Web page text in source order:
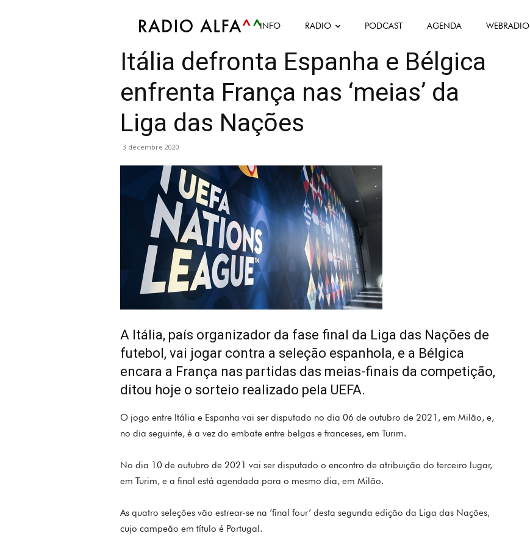
INFO RADIO PODCAST AGENDA WEBRADIO
Atualidade Desportiva Futebol
Itália defronta Espanha e Bélgica
enfrenta França nas ‘meias’ da
Liga das Nações
3 décembre 2020
A Itália, país organizador da fase final da Liga das Nações de
futebol, vai jogar contra a seleção espanhola, e a Bélgica
encara a França nas partidas das meias-finais da competição,
ditou hoje o sorteio realizado pela UEFA.
O jogo entre Itália e Espanha vai ser disputado no dia 06 de outubro de 2021, em Milão, e,
no dia seguinte, é a vez do embate entre belgas e franceses, em Turim.
No dia 10 de outubro de 2021 vai ser disputado o encontro de atribuição do terceiro lugar,
em Turim, e a final está agendada para o mesmo dia, em Milão.
As quatro seleções vão estrear-se na ‘final four’ desta segunda edição da Liga das Nações,
cujo campeão em título é Portugal.